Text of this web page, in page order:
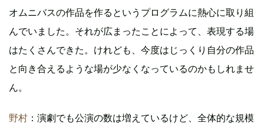
オムニバスの作品を作るというプログラムに熱心に取り組
んでいました。それが広まったことによって、表現する場
はたくさんできた。けれども、今度はじっくり自分の作品
と向き合えるような場が少なくなっているのかもしれませ
ん。
野村 ：演劇でも公演の数は増えているけど、全体的な規模